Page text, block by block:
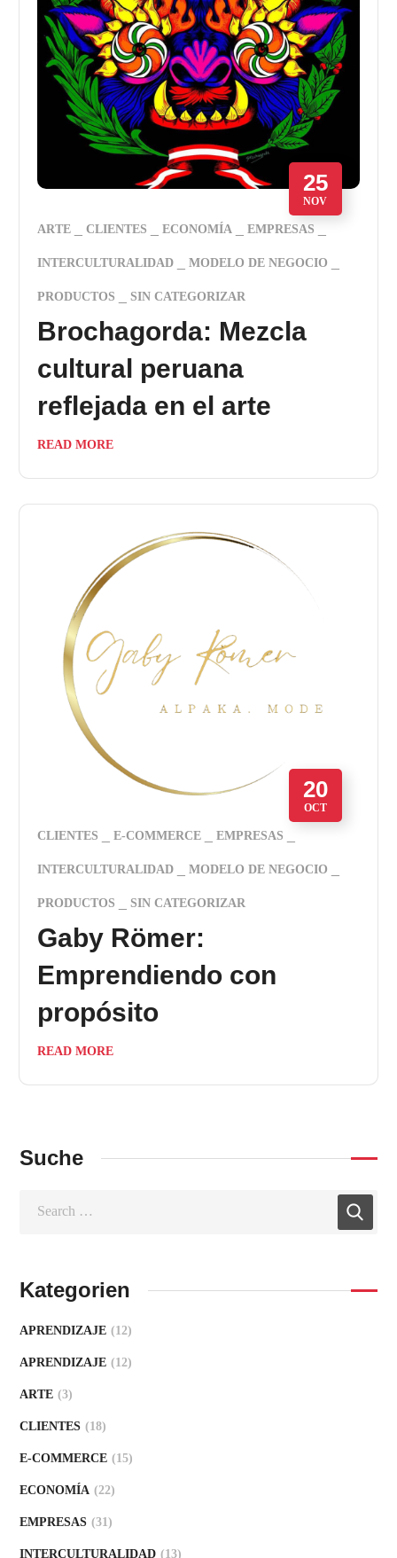
25
NOV
ARTE CLIENTES ECONOMÍA EMPRESAS
INTERCULTURALIDAD MODELO DE NEGOCIO
PRODUCTOS SIN CATEGORIZAR
Brochagorda: Mezcla
cultural peruana
reflejada en el arte
READ MORE
20
OCT
CLIENTES E-COMMERCE EMPRESAS
INTERCULTURALIDAD MODELO DE NEGOCIO
PRODUCTOS SIN CATEGORIZAR
Gaby Römer:
Emprendiendo con
propósito
READ MORE
Suche
Kategorien
APRENDIZAJE (12)
APRENDIZAJE (12)
ARTE (3)
CLIENTES (18)
E-COMMERCE (15)
ECONOMÍA (22)
EMPRESAS (31)
INTERCULTURALIDAD (13)